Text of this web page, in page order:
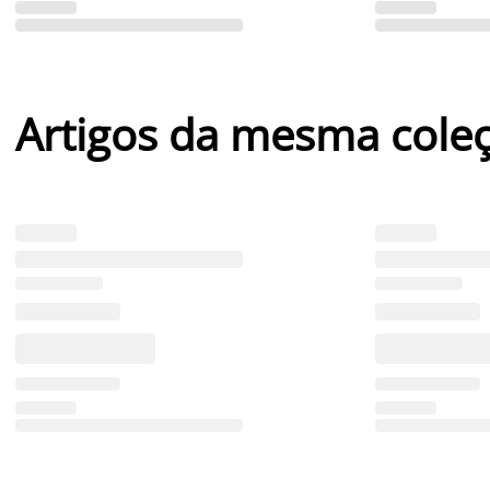
Artigos da mesma